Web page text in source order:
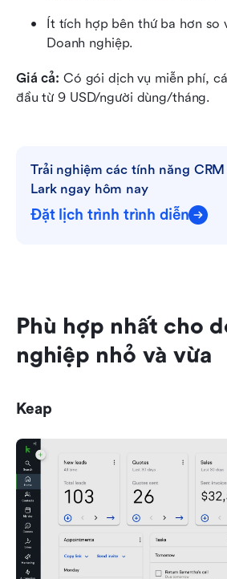
Ít tích hợp bên thứ ba hơn so
Doanh nghiệp.
Giá cả: Có gói dịch vụ miễn phí,
đầu từ 9 USD/người dùng/tháng.
Trải nghiệm các tính năng
Lark ngay hôm nay
Đặt lịch trình trình diễn
Phù hợp nhất cho
nghiệp nhỏ và vừa
Keap